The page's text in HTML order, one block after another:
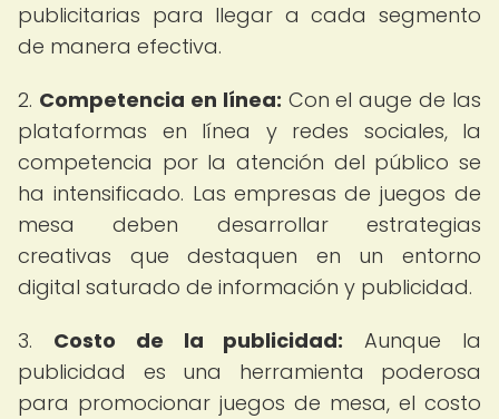
publicitarias para llegar a cada segmento
de manera efectiva.
2. Competencia en línea: Con el auge de las
plataformas en línea y redes sociales, la
competencia por la atención del público se
ha intensificado. Las empresas de juegos de
mesa deben desarrollar estrategias
creativas que destaquen en un entorno
digital saturado de información y publicidad.
3. Costo de la publicidad: Aunque la
publicidad es una herramienta poderosa
para promocionar juegos de mesa, el costo